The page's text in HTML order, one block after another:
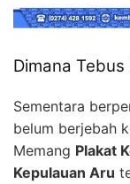
Dimana
Sementara
belum berjebah
Memang Plakat
Kepulauan Aru